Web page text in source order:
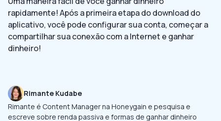
rapidamente! Após a primeira etapa do download do
aplicativo, você pode configurar sua conta, começar a
compartilhar sua conexão com a Internet e ganhar
dinheiro!
Rimante Kudabe
Rimante é Content Manager na Honeygain e pesquisa e
escreve sobre renda passiva e formas de ganhar dinheiro